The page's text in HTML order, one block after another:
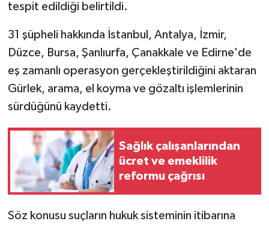
tespit edildiği belirtildi.
31 şüpheli hakkında İstanbul, Antalya, İzmir,
Düzce, Bursa, Şanlıurfa, Çanakkale ve Edirne'de
eş zamanlı operasyon gerçekleştirildiğini aktaran
Gürlek, arama, el koyma ve gözaltı işlemlerinin
sürdüğünü kaydetti.
Sağlık çalışanlarından
ücret ve emeklilik
reformu çağrısı
Söz konusu suçların hukuk sisteminin itibarına